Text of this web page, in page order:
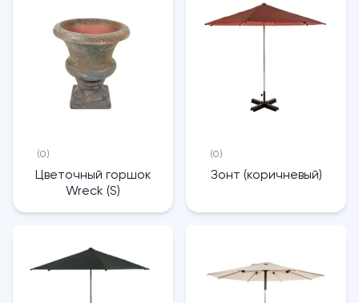
(0)
Цветочный горшок
Wreck (S)
(0)
Зонт (коричневый)